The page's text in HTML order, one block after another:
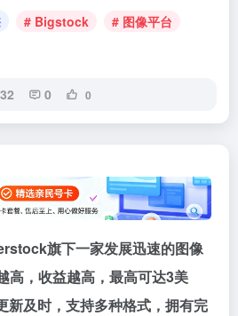
# Bigstock
# 图像平台
0 0
旗下一家发展迅速的图像
高，收益越高，最高可达3美
新及时，支持多种格式，拥有完